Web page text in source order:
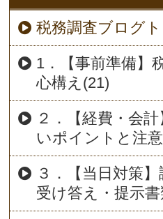
税務調査ブログ
1．【事前準備】
心構え(21)
２．【経費・会
いポイントと注
３．【当日対策
受け答え・提示書